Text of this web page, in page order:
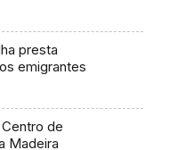
presta
emigrantes
de
Madeira